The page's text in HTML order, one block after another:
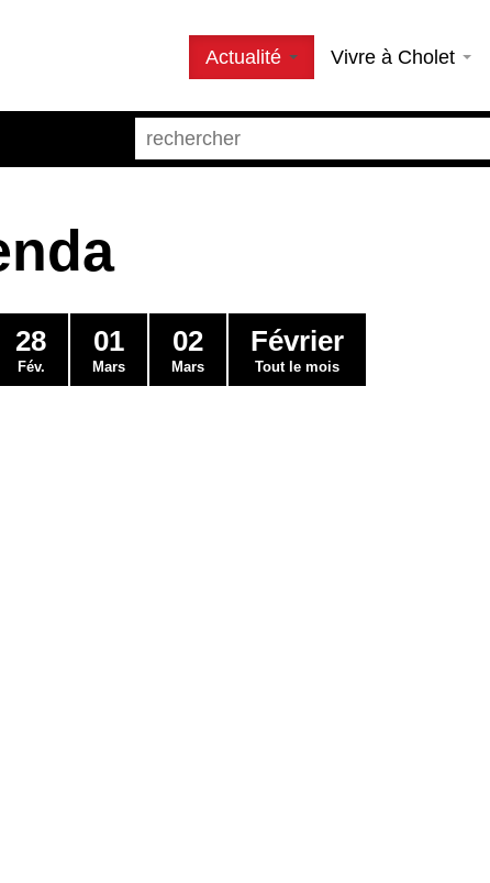
Actualité Vivre à Cholet
28
Fév.
01
Mars
02
Mars
Février
Tout le mois